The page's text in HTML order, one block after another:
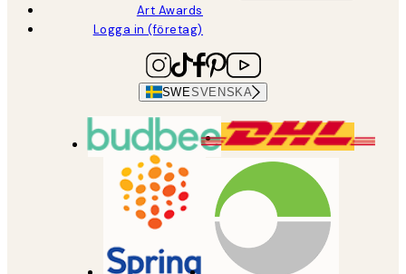
Art Awards
Logga in (företag)
SWESVENSKA